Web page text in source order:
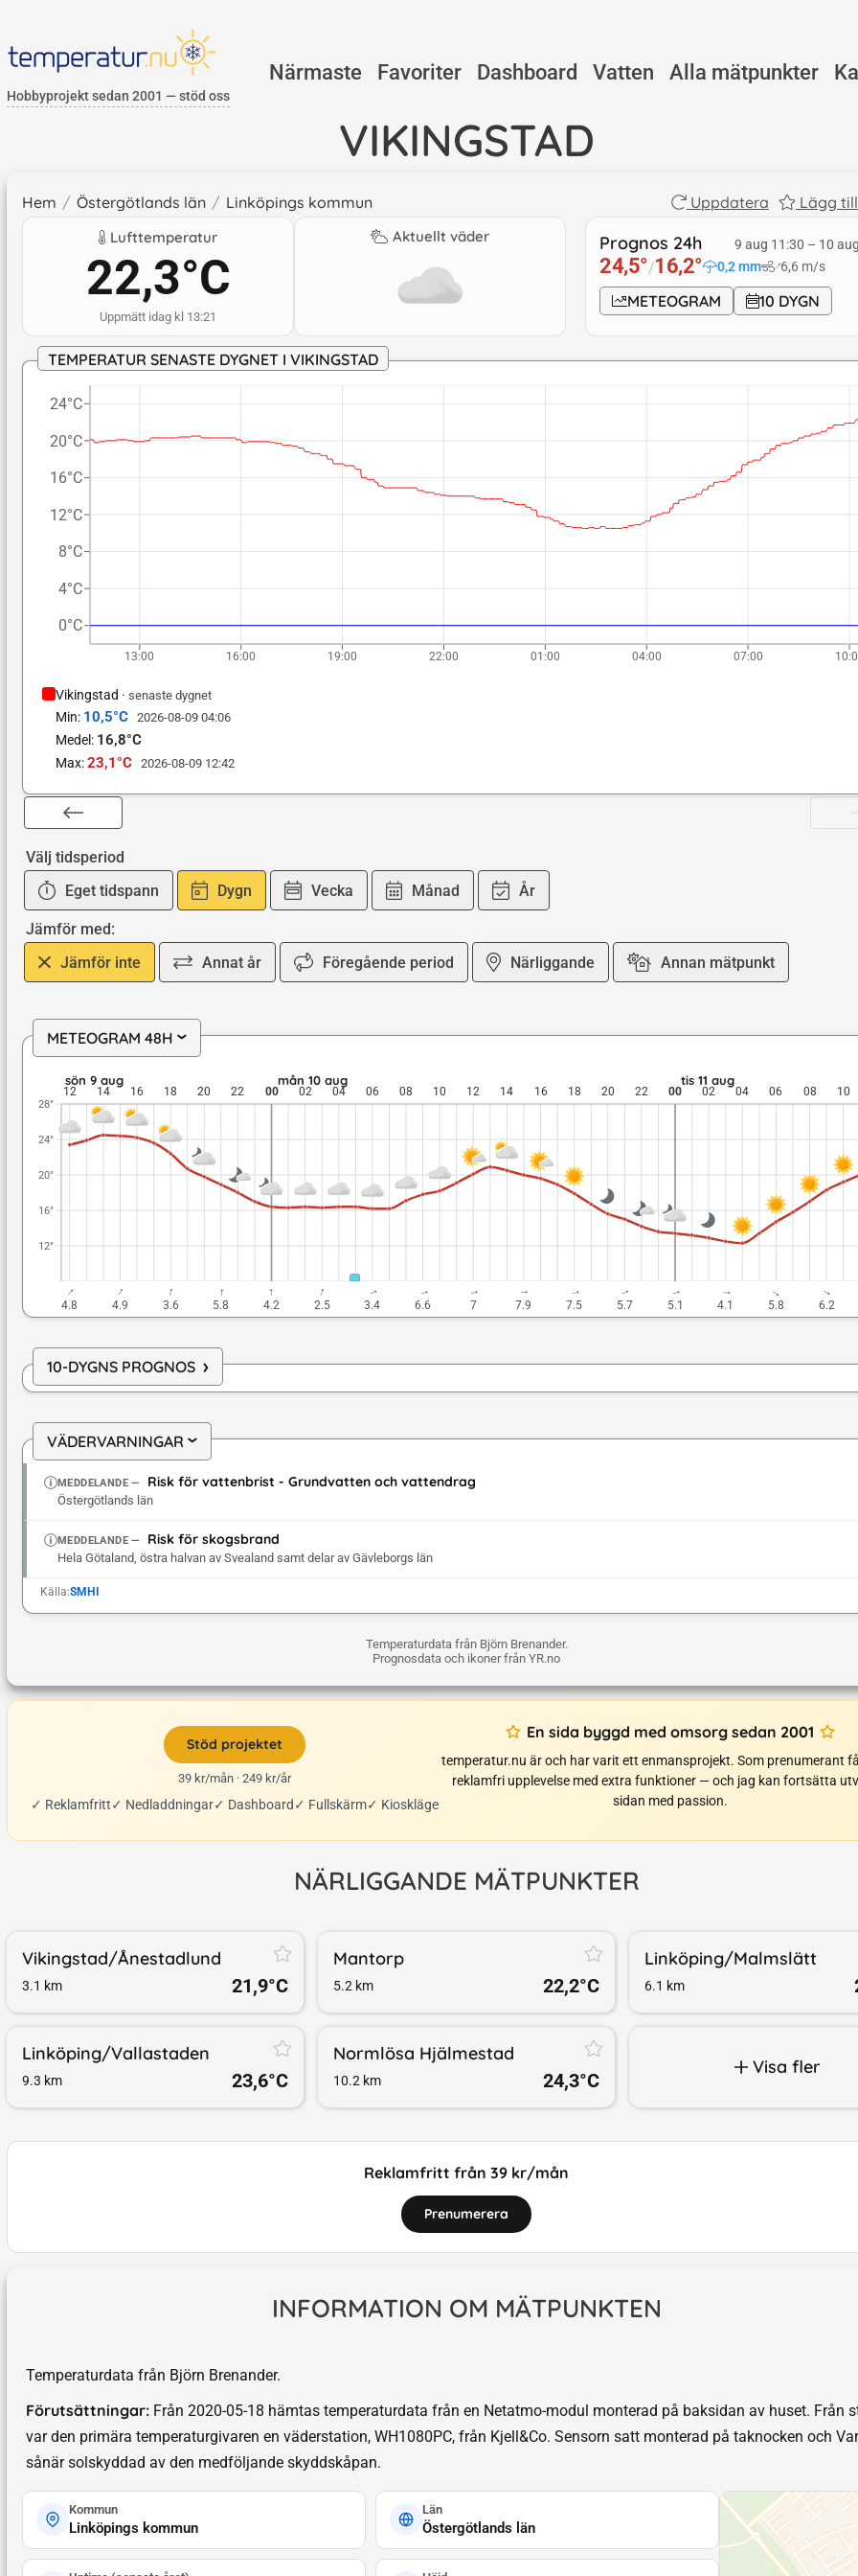
Hobbyprojekt sedan 2001 — stöd oss
Närmaste Favoriter Dashboard Vatten Alla mätpunkter
VIKINGSTAD
Hem / Östergötlands län / Linköpings kommun Uppdatera Lägg
Lufttemperatur
22,3°C
Uppmätt idag kl 13:21
Aktuellt väder Prognos 24h 9 aug 11:30 – 10
24,5°/16,2° 0,2mm ↓6,6 m/s
METEOGRAM 10 DYGN
TEMPERATUR SENASTE DYGNET I VIKINGSTAD
13:00 16:00 19:00 22:00 01:00 04:00 07:00
0°C
4°C
8°C
12°C
16°C
20°C
24°C
Vikingstad · senaste dygnet
Min: 10,5°C 2026-08-09 04:06
Medel: 16,8°C
Max:23,1 °C 2026-08-09 12:42
Välj tidsperiod
Eget tidspann
Dygn Vecka Månad År
Jämför med:
Jämför inte
Annat år Föregående period Närliggande Annan mätpunkt
METEOGRAM 48H›
sön 9 aug: 24,5 till 17 grader: ingen nederbörd: upp till 5,8 meter per sekund vind. mån 10 aug: 20,9 till 13,6 grader: 0,2
sön 9 aug mån 10 aug tis 11 aug
12 14 16 18 20 22 00 02 04 06 08 10 12 14 16 18 20 22 00 02 04 06 08 10
12°
16°
20°
24°
28°
↓
4.8
↓
4.9
↓
3.6
↓
5.8
↓
4.2
↓
2.5
↓
3.4
↓
6.6
↓
7
↓
7.9
↓
7.5
↓
5.7
↓
5.1
↓
4.1
↓
5.8
↓
6.2
10-DYGNS PROGNOS ›
VÄDERVARNINGAR›
MEDDELANDE — Risk för vattenbrist - Grundvatten och vattendrag
Östergötlands län
MEDDELANDE — Risk för skogsbrand
Hela Götaland, östra halvan av Svealand samt delar av Gävleborgs län
Källa:SMHI
Temperaturdata från Björn Brenander.
Prognosdata och ikoner från YR.no
Stöd projektet
39 kr/mån · 249 kr/år
✓ Reklamfritt✓ Nedladdningar✓ Dashboard ✓ Fullskärm✓ Kioskläge
En sida byggd med omsorg sedan 2001
temperatur.nu är och har varit ett enmansprojekt. Som prenumerant
reklamfri upplevelse med extra funktioner — och jag kan fortsätta
sidan med passion.
NÄRLIGGANDE MÄTPUNKTER
Vikingstad/​Ånestadlund
3.1 km 21,9°C
Mantorp
5.2 km 22,2°C
Linköping/​Malmslätt
6.1 km
Linköping/​Vallastaden
9.3 km 23,6°C
Normlösa Hjälmestad
10.2 km 24,3°C
Visa fler
Reklamfritt från 39 kr/mån
Prenumerera
INFORMATION OM MÄTPUNKTEN
Temperaturdata från Björn Brenander.
Förutsättningar: Från 2020-05-18 hämtas temperaturdata från en Netatmo-modul monterad på baksidan av huset. Från
var den primära temperaturgivaren en väderstation, WH1080PC, från Kjell&Co. Sensorn satt monterad på taknocken och
sånär solskyddad av den medföljande skyddskåpan.
Kommun
Linköpings kommun
Län
Östergötlands län